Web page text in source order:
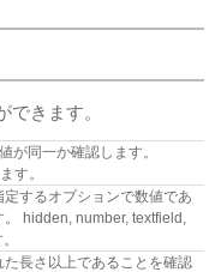
できます。
が同一か確認します。
す。
するオプションで数値であ
hidden, number, textfield,
長さ以上であることを確認